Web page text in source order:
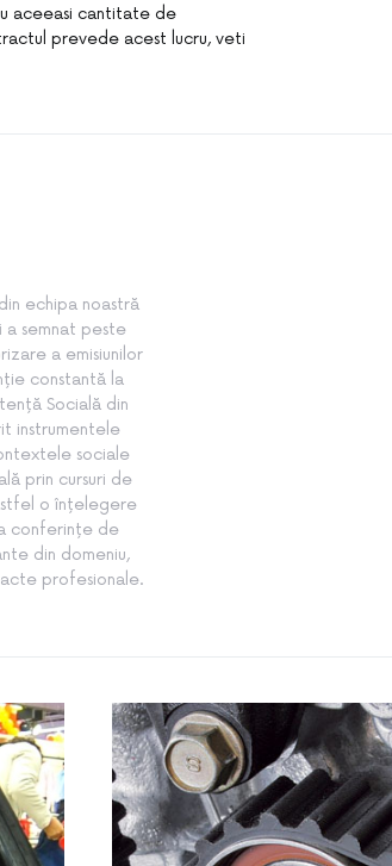
aceeasi cantitate de
prevede acest lucru, veti
echipa noastră
semnat peste
a emisiunilor
constantă la
Socială din
instrumentele
sociale
prin cursuri de
o înțelegere
conferințe de
din domeniu,
profesionale.